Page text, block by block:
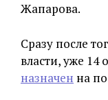
Жапарова.
Сразу после
власти, уже
назначен на